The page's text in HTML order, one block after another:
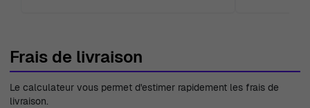
Frais de livraison
Le calculateur vous permet d'estimer rapidement les frais de
livraison.